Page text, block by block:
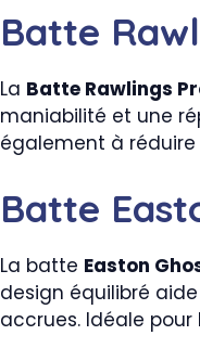
Batte
La Batte Rawlings
maniabilité et une
également à
Batte
La batte Easton
design équilibré
accrues. Idéale